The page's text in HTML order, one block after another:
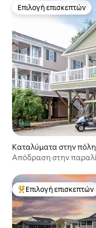
Επιλογή επισκεπτών
Επιλογή επισκεπτών
Καταλύματα στην
Απόδραση στην
Κορυφαία επιλογή
Επιλογή επισκεπτών